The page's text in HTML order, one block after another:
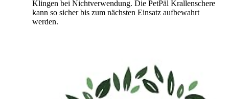
Klingen bei Nichtverwendung. Die PetPäl Krallenschere
kann so sicherbis zum nächsten Einsatz aufbewahrt
werden.